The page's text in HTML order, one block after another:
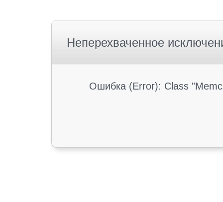
Неперехваченное
Ошибка (Error): Class